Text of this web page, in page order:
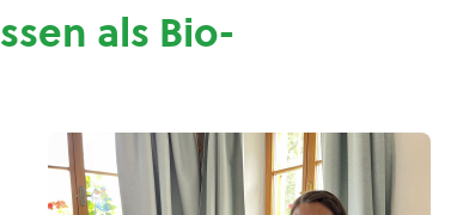
als Bio-